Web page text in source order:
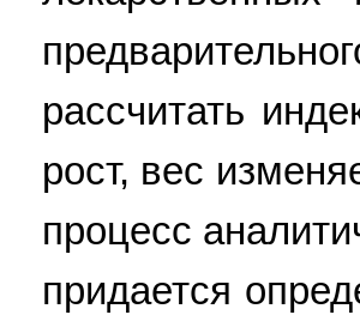
рассчитать
рост, вес
процесс
придается